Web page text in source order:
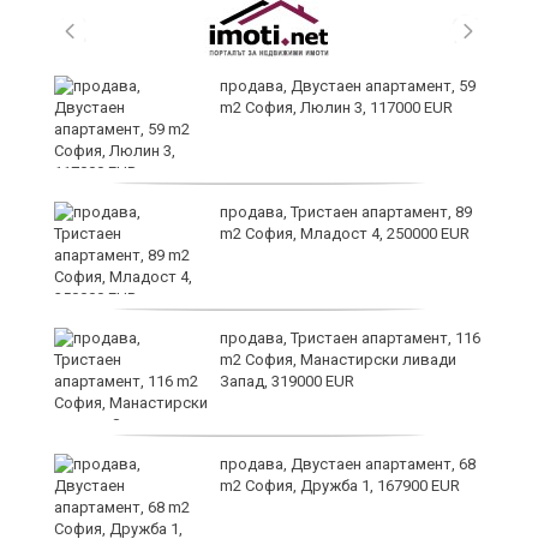
продава, Двустаен апартамент, 59
m2 София, Люлин 3, 117000 EUR
продава, Тристаен апартамент, 89
m2 София, Младост 4, 250000 EUR
продава, Тристаен апартамент, 116
m2 София, Манастирски ливади
Запад, 319000 EUR
продава, Двустаен апартамент, 68
m2 София, Дружба 1, 167900 EUR